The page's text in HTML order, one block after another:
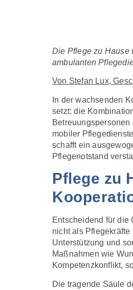
Die Pflege zu Hause
ambulanten
Von Stefan Lux,
In der wachsenden
setzt: die
mobiler
schafft ein
Pflegenotstand
Pflege zu
Entscheidend für die
nicht als
Unterstützung und
Maßnahmen wie
Kompetenzkonflikt,
Die tragende Säule